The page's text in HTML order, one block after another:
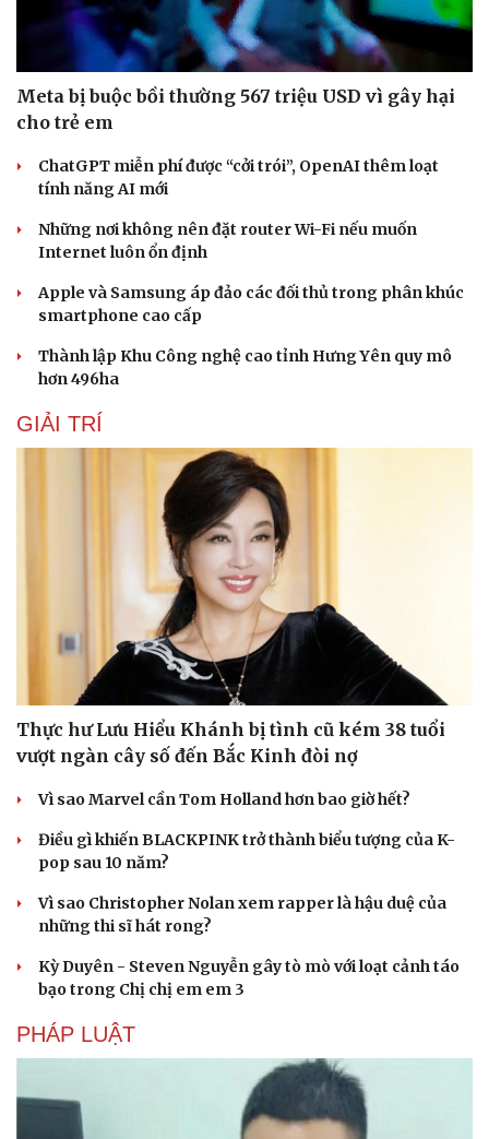
Dinh dưỡng - món ngon
Cây thuốc
Sản phụ khoa
Nhi khoa
Làm đẹp - giảm cân
Phòng mạch online
Nhà đẹp
Tình yêu - Gia đình
Meta bị buộc bồi thường 567 triệu USD vì gây hại
cho trẻ em
ChatGPT miễn phí được “cởi trói”, OpenAI thêm loạt
tính năng AI mới
Những nơi không nên đặt router Wi-Fi nếu muốn
Internet luôn ổn định
Apple và Samsung áp đảo các đối thủ trong phân khúc
smartphone cao cấp
Thành lập Khu Công nghệ cao tỉnh Hưng Yên quy mô
hơn 496ha
GIẢI TRÍ
Thực hư Lưu Hiểu Khánh bị tình cũ kém 38 tuổi
vượt ngàn cây số đến Bắc Kinh đòi nợ
Vì sao Marvel cần Tom Holland hơn bao giờ hết?
Điều gì khiến BLACKPINK trở thành biểu tượng của K-
pop sau 10 năm?
Vì sao Christopher Nolan xem rapper là hậu duệ của
những thi sĩ hát rong?
Kỳ Duyên - Steven Nguyễn gây tò mò với loạt cảnh táo
bạo trong Chị chị em em 3
PHÁP LUẬT